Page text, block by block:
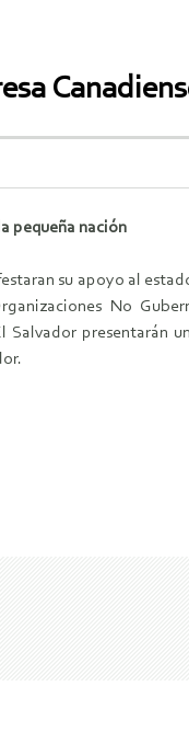
pequeña nación
su apoyo al
No
Salvador presentarán